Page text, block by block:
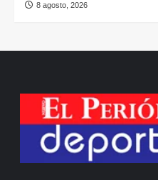
8 agosto, 2026